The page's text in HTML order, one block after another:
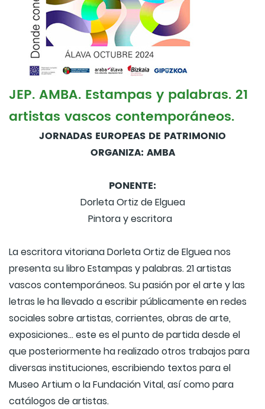
JEP. AMBA. Estampas y palabras. 21
artistas vascos contemporáneos.
JORNADAS EUROPEAS DE PATRIMONIO
ORGANIZA: AMBA
PONENTE:
Dorleta Ortiz de Elguea
Pintora y escritora
La escritora vitoriana Dorleta Ortiz de Elguea nos
presenta su libro Estampas y palabras. 21 artistas
vascos contemporáneos. Su pasión por el arte y las
letras le ha llevado a escribir públicamente en redes
sociales sobre artistas, corrientes, obras de arte,
exposiciones… este es el punto de partida desde el
que posteriormente ha realizado otros trabajos para
diversas instituciones, escribiendo textos para el
Museo Artium o la Fundación Vital, así como para
catálogos de artistas.